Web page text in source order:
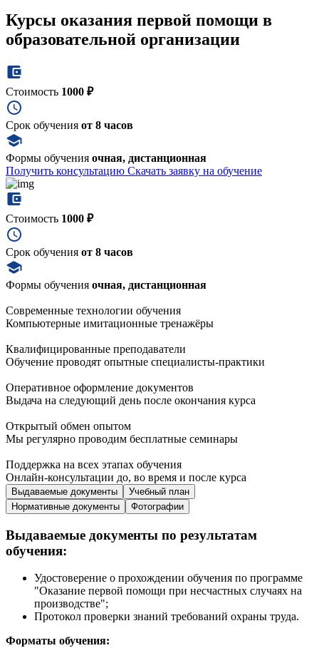
Курсы оказания первой помощи в
образовательной организации
Стоимость 1000 ₽
Срок обучения от 8 часов
Формы обучения очная, дистанционная
Получить консультацию Скачать заявку на обучение
Стоимость 1000 ₽
Срок обучения от 8 часов
Формы обучения очная, дистанционная
Современные технологии обучения
Компьютерные имитационные тренажёры
Квалифицированные преподаватели
Обучение проводят опытные специалисты-практики
Оперативное оформление документов
Выдача на следующий день после окончания курса
Открытый обмен опытом
Мы регулярно проводим бесплатные семинары
Поддержка на всех этапах обучения
Онлайн-консультации до, во время и после курса
Выдаваемые документы
Учебный план
Нормативные документы
Фотографии
Выдаваемые документы по результатам
обучения:
Удостоверение о прохождении обучения по программе
"Оказание первой помощи при несчастных случаях на
производстве";
Протокол проверки знаний требований охраны труда.
Форматы обучения: